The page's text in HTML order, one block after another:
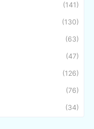
(141)
(130)
(63)
(47)
(126)
(76)
(34)